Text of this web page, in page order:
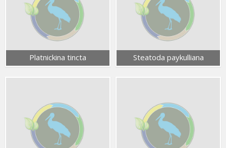
Platnickina tincta Steatoda paykulliana